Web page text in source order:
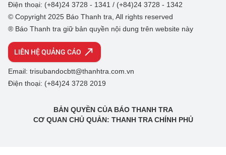
Điện thoại: (+84)24 3728 - 1341 / (+84)24 3728 - 1342
© Copyright 2025 Báo Thanh tra, All rights reserved
® Báo Thanh tra giữ bản quyền nội dung trên website này
LIÊN HỆ QUẢNG CÁO
Email: trisubandocbtt@thanhtra.com.vn
Điện thoại: (+84)24 3728 2019
BẢN QUYỀN CỦA BÁO THANH TRA
CƠ QUAN CHỦ QUẢN: THANH TRA CHÍNH PHỦ